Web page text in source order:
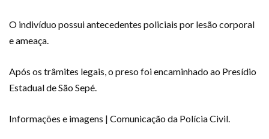
O indivíduo possui antecedentes policiais por lesão corporal
e ameaça.
Após os trâmites legais, o preso foi encaminhado ao Presídio
Estadual de São Sepé.
Informações e imagens | Comunicação da Polícia Civil.